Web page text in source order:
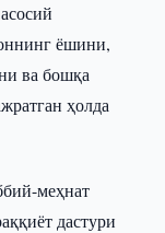
ёшини,
ва бошқа
ҳолда
меҳнат
дастури